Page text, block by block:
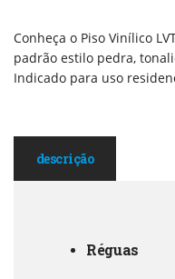
Conheça o Piso Vinílico
padrão estilo pedra,
Indicado para uso
descrição
Réguas